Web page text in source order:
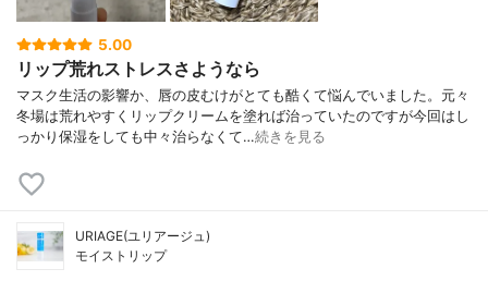
5.00
リップ荒れストレスさようなら
マスク生活の影響か、唇の皮むけがとても酷くて悩んでいました。元々
冬場は荒れやすくリップクリームを塗れば治っていたのですが今回はし
っかり保湿をしても中々治らなくて…続きを見る
URIAGE(ユリアージュ)
モイストリップ